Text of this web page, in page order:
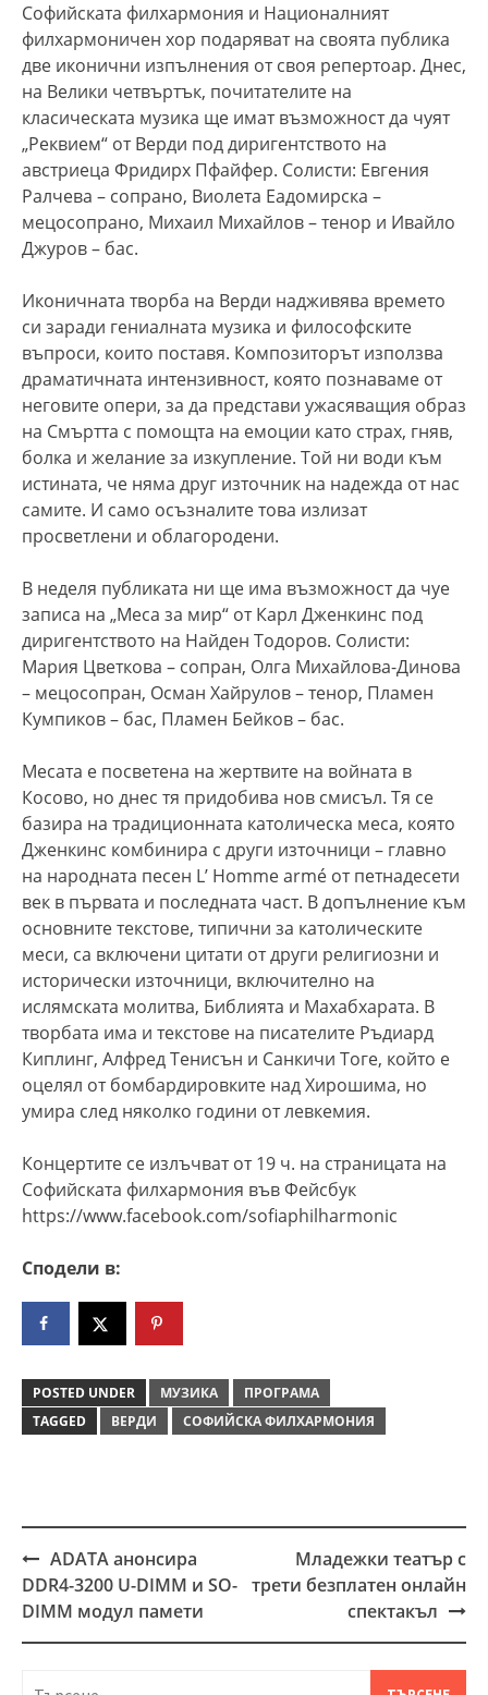
Софийската филхармония и Националният
филхармоничен хор подаряват на своята публика
две иконични изпълнения от своя репертоар. Днес,
на Велики четвъртък, почитателите на
класическата музика ще имат възможност да чуят
„Реквием“ от Верди под диригентството на
австриеца Фридирх Пфайфер. Солисти: Евгения
Ралчева – сопрано, Виолета Еадомирска –
мецосопрано, Михаил Михайлов – тенор и Ивайло
Джуров – бас.
Иконичната творба на Верди надживява времето
си заради гениалната музика и философските
въпроси, които поставя. Композиторът използва
драматичната интензивност, която познаваме от
неговите опери, за да представи ужасяващия образ
на Смъртта с помощта на емоции като страх, гняв,
болка и желание за изкупление. Той ни води към
истината, че няма друг източник на надежда от нас
самите. И само осъзналите това излизат
просветлени и облагородени.
В неделя публиката ни ще има възможност да чуе
записа на „Меса за мир“ от Карл Дженкинс под
диригентството на Найден Тодоров. Солисти:
Мария Цветкова – сопран, Олга Михайлова-Динова
– мецосопран, Осман Хайрулов – тенор, Пламен
Кумпиков – бас, Пламен Бейков – бас.
Месата е посветена на жертвите на войната в
Косово, но днес тя придобива нов смисъл. Тя се
базира на традиционната католическа меса, която
Дженкинс комбинира с други източници – главно
на народната песен L’ Homme armé от петнадесети
век в първата и последната част. В допълнение към
основните текстове, типични за католическите
меси, са включени цитати от други религиозни и
исторически източници, включително на
ислямската молитва, Библията и Махабхарата. В
творбата има и текстове на писателите Ръдиард
Киплинг, Алфред Тенисън и Санкичи Тоге, който е
оцелял от бомбардировките над Хирошима, но
умира след няколко години от левкемия.
Концертите се излъчват от 19 ч. на страницата на
Софийската филхармония във Фейсбук
https://www.facebook.com/sofiaphilharmonic
Сподели в:
POSTED UNDER МУЗИКА
ПРОГРАМА
TAGGED
ВЕРДИ СOФИЙСКА ФИЛХАРМОНИЯ
Post
navigation
ADATA анонсира
DDR4-3200 U-DIMM и SO-
DIMM модул памети
Младежки театър с
трети безплатен онлайн
спектакъл